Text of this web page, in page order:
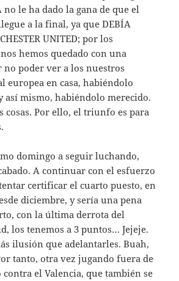
no le ha dado la gana de que el
a la final, ya que DEBÍA
UNITED; por los
hemos quedado con una
no poder ver a los nuestros
europea en casa, habiéndolo
así mismo, habiéndolo merecido.
cosas. Por ello, el triunfo es para
domingo a seguir luchando,
A continuar con el esfuerzo
certificar el cuarto puesto, en
diciembre, y sería una pena
con la última derrota del
los tenemos a 3 puntos… Jejeje.
ilusión que adelantarles. Buah,
tanto, otra vez jugando fuera de
contra el Valencia, que también se